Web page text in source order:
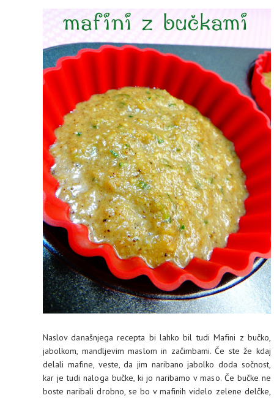
Naslov današnjega recepta bi lahko bil tudi Mafini z bučko,
jabolkom, mandljevim maslom in začimbami. Če ste že kdaj
delali mafine, veste, da jim naribano jabolko doda sočnost,
kar je tudi naloga bučke, ki jo naribamo v maso. Če bučke ne
boste naribali drobno, se bo v mafinih videlo zelene delčke,